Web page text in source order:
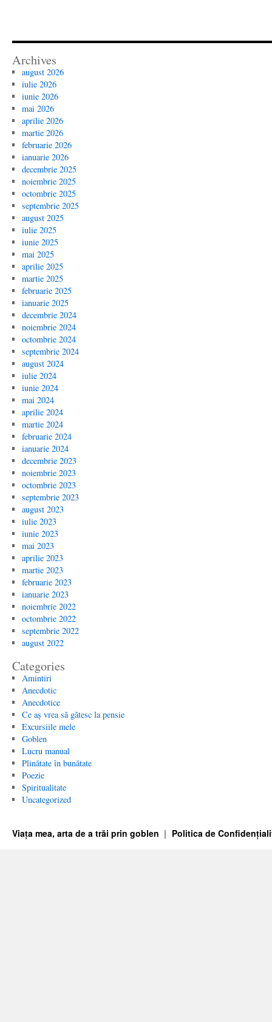
Archives
august 2026
iulie 2026
iunie 2026
mai 2026
aprilie 2026
martie 2026
februarie 2026
ianuarie 2026
decembrie 2025
noiembrie 2025
octombrie 2025
septembrie 2025
august 2025
iulie 2025
iunie 2025
mai 2025
aprilie 2025
martie 2025
februarie 2025
ianuarie 2025
decembrie 2024
noiembrie 2024
octombrie 2024
septembrie 2024
august 2024
iulie 2024
iunie 2024
mai 2024
aprilie 2024
martie 2024
februarie 2024
ianuarie 2024
decembrie 2023
noiembrie 2023
octombrie 2023
septembrie 2023
august 2023
iulie 2023
iunie 2023
mai 2023
aprilie 2023
martie 2023
februarie 2023
ianuarie 2023
noiembrie 2022
octombrie 2022
septembrie 2022
august 2022
Categories
Amintiri
Anecdotic
Anecdotice
Ce aș vrea să gătesc la pensie
Excursiile mele
Goblen
Lucru manual
Plinătate în bunătate
Poezie
Spiritualitate
Uncategorized
Viața mea, arta de a trăi prin goblen Politica de